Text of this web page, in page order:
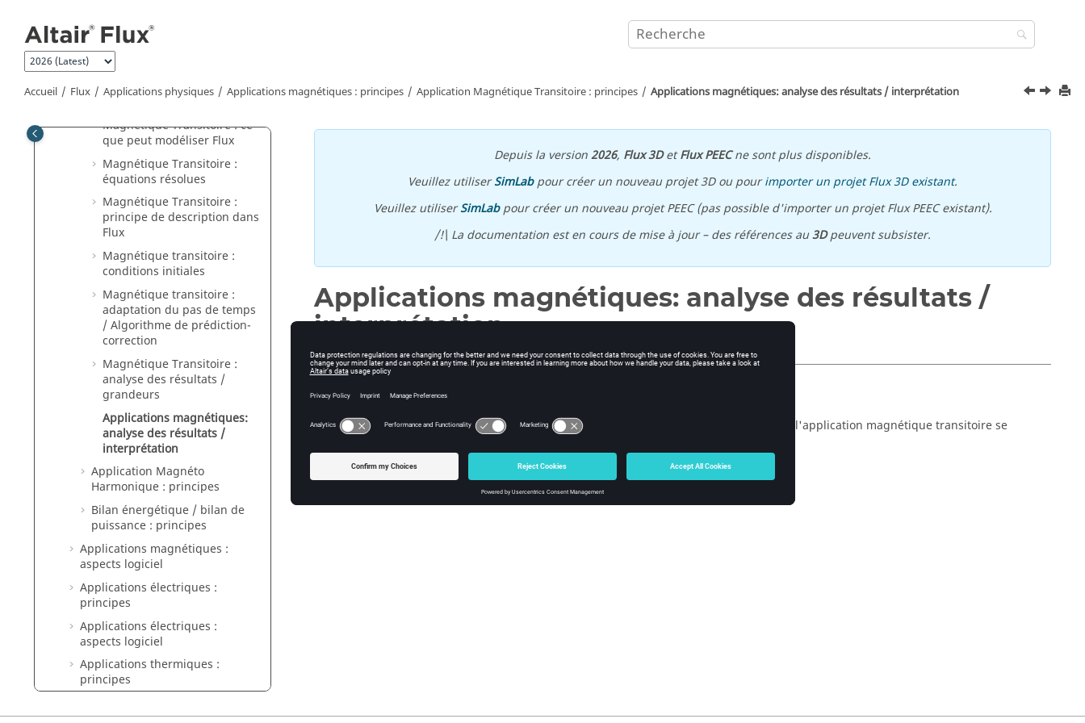
Accueil Flux Applications physiques Applications magnétiques : principes Application Magnétique Transitoire : principes Applications magnétiques: analyse des résultats / interprétation
présentation générale
Application Magnéto Statique :
principes
Application Magnétique
Transitoire : principes
Magnétique Transitoire : ce
que peut modéliser Flux
Magnétique Transitoire :
équations résolues
Magnétique Transitoire :
principe de description dans
Flux
Magnétique transitoire :
conditions initiales
Magnétique transitoire :
adaptation du pas de temps
/ Algorithme de prédiction-
correction
Magnétique Transitoire :
analyse des résultats /
grandeurs
Applications magnétiques:
analyse des résultats /
interprétation
Application Magnéto
Harmonique : principes
Bilan énergétique / bilan de
puissance : principes
Applications magnétiques :
aspects logiciel
Applications électriques :
principes
Applications électriques :
aspects logiciel
Applications thermiques :
principes
aspects logiciel
Depuis la version2026, Flux 3DetFlux PEECne sont plus disponibles.
Veuillez utiliserSimLabpour créer un nouveau projet 3D ou pourimporter un projet Flux 3D existant.
Veuillez utiliserSimLabpour créer un nouveau projet PEEC (pas possible d'importer un projet Flux PEEC existant).
/!\ La documentation est en cours de mise à jour – des références au3Dpeuvent subsister.
Applications magnétiques: analyse des résultats /
interprétation
Analyse des résultats/interprétation
Les informations concernant l'analyse des résultats et les interprétations de calcul pour l'application magnétique transitoire se